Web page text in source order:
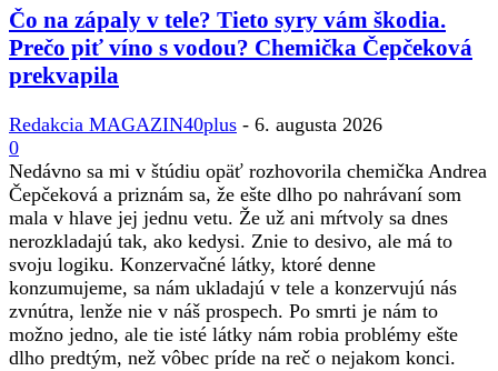
Čo na zápaly v tele? Tieto syry vám škodia.
Prečo piť víno s vodou? Chemička Čepčeková
prekvapila
Redakcia MAGAZIN40plus - 6. augusta 2026
0
Nedávno sa mi v štúdiu opäť rozhovorila chemička Andrea
Čepčeková a priznám sa, že ešte dlho po nahrávaní som
mala v hlave jej jednu vetu. Že už ani mŕtvoly sa dnes
nerozkladajú tak, ako kedysi. Znie to desivo, ale má to
svoju logiku. Konzervačné látky, ktoré denne
konzumujeme, sa nám ukladajú v tele a konzervujú nás
zvnútra, lenže nie v náš prospech. Po smrti je nám to
možno jedno, ale tie isté látky nám robia problémy ešte
dlho predtým, než vôbec príde na reč o nejakom konci.